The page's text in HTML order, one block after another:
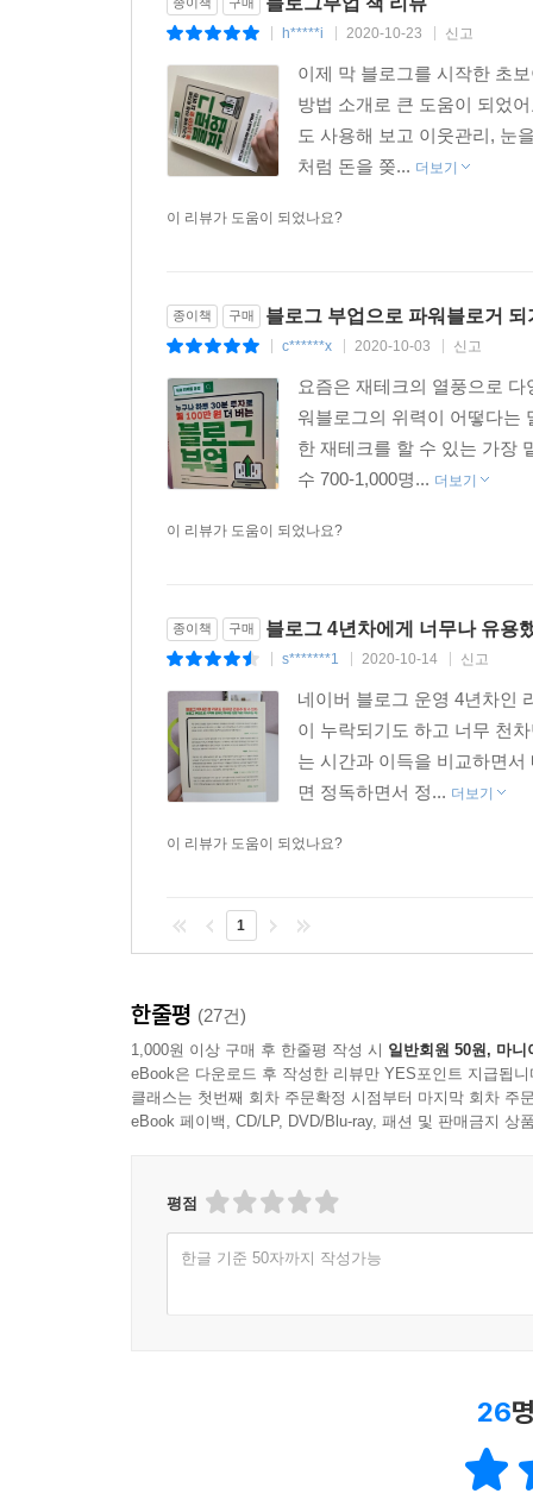
h*****i 2020-10-23 신고
이제 막 블로그를 시작한 초
방법 소개로 큰 도움이 되었
도 사용해 보고 이웃관리, 눈
처럼 돈을 쫒... 더보기
이 리뷰가 도움이 되었나요?
종이책 구매 블로그 부업으로 파워블로거 되
c******x 2020-10-03 신고
요즘은 재테크의 열풍으로
워블로그의 위력이 어떻다는
한 재테크를 할 수 있는 가장
수 700-1,000명... 더보기
이 리뷰가 도움이 되었나요?
종이책 구매 블로그 4년차에게 너무나 유용
s*******1 2020-10-14 신고
네이버 블로그 운영 4년차인
이 누락되기도 하고 너무 천
는 시간과 이득을 비교하면
면 정독하면서 정... 더보기
이 리뷰가 도움이 되었나요?
1
한줄평 (27건)
1,000원 이상 구매 후 한줄평 작성 시 일반회원 50원, 마니
eBook은 다운로드 후 작성한 리뷰만 YES포인트 지급됩니
클래스는 첫번째 회차 주문확정 시점부터 마지막 회차 주
eBook 페이백, CD/LP, DVD/Blu-ray, 패션 및 판매금지 상
평점
한글 기준 50자까지 작성가능
26